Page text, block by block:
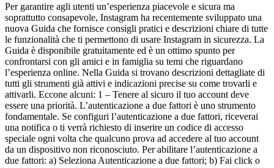
Per garantire agli utenti un’esperienza piacevole e sicura ma
soprattutto consapevole, Instagram ha recentemente sviluppato una
nuova Guida che fornisce consigli pratici e descrizioni chiare di tutte
le funzionalità che ti permettono di usare Instagram in sicurezza. La
Guida è disponibile gratuitamente ed è un ottimo spunto per
confrontarsi con gli amici e in famiglia su temi che riguardano
l’esperienza online. Nella Guida si trovano descrizioni dettagliate di
tutti gli strumenti già attivi e indicazioni precise su come trovarli e
attivarli. Eccone alcuni: 1 – Tenere al sicuro il tuo account deve
essere una priorità. L’autenticazione a due fattori è uno strumento
fondamentale. Se configuri l’autenticazione a due fattori, riceverai
una notifica o ti verrà richiesto di inserire un codice di accesso
speciale ogni volta che qualcuno prova ad accedere al tuo account
da un dispositivo non riconosciuto. Per abilitare l’autenticazione a
due fattori: a) Seleziona Autenticazione a due fattori; b) Fai click o